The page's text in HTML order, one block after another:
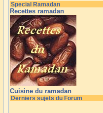
Special Ramadan
Recettes ramadan
Cuisine du ramadan
Derniers sujets du Forum